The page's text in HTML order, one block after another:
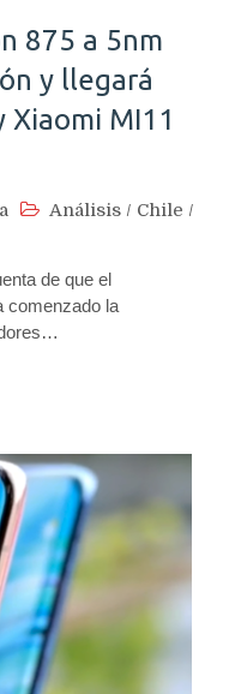
875 a 5nm
y llegará
Xiaomi MI11
Análisis / Chile /
de que el
comenzado la